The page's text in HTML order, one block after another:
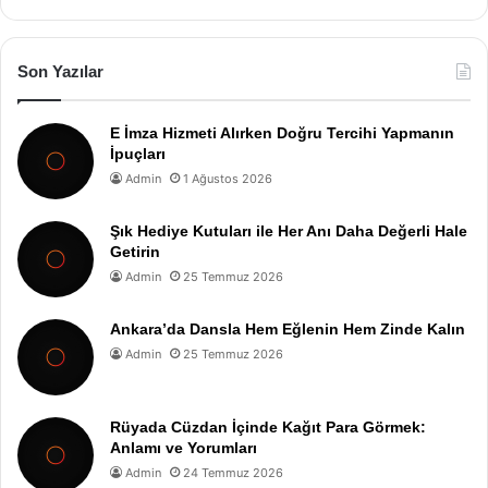
Son Yazılar
E İmza Hizmeti Alırken Doğru Tercihi Yapmanın
İpuçları
Admin 1 Ağustos 2026
Şık Hediye Kutuları ile Her Anı Daha Değerli Hale
Getirin
Admin 25 Temmuz 2026
Ankara’da Dansla Hem Eğlenin Hem Zinde Kalın
Admin 25 Temmuz 2026
Rüyada Cüzdan İçinde Kağıt Para Görmek:
Anlamı ve Yorumları
Admin 24 Temmuz 2026